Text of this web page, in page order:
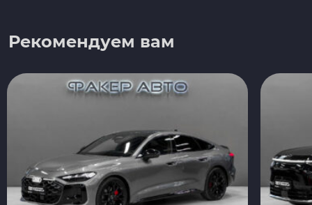
Рекомендуем вам